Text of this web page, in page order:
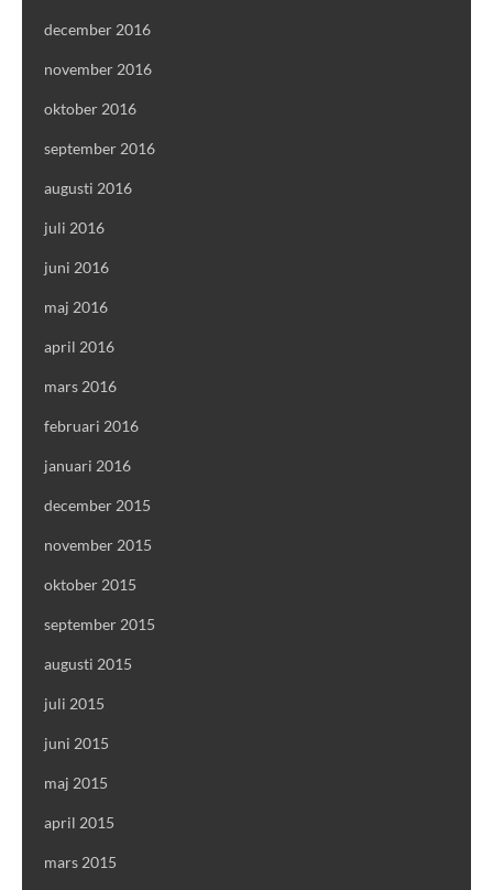
december 2016
november 2016
oktober 2016
september 2016
augusti 2016
juli 2016
juni 2016
maj 2016
april 2016
mars 2016
februari 2016
januari 2016
december 2015
november 2015
oktober 2015
september 2015
augusti 2015
juli 2015
juni 2015
maj 2015
april 2015
mars 2015